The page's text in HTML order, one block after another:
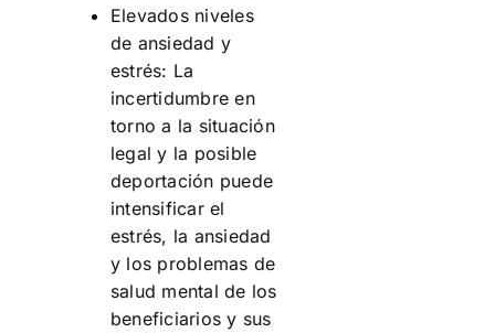
Elevados niveles
de ansiedad y
estrés: La
incertidumbre en
torno a la situación
legal y la posible
deportación puede
intensificar el
estrés, la ansiedad
y los problemas de
salud mental de los
beneficiarios y sus